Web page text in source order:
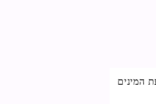
המינים